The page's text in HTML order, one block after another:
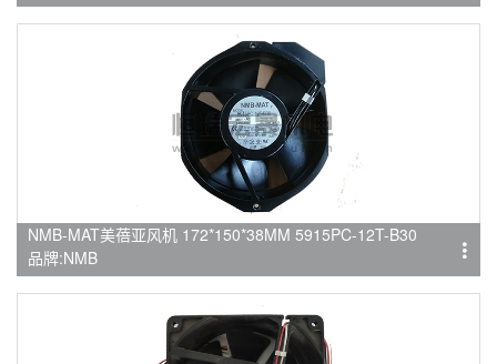
NMB-MAT美蓓亚风机 172*150*38MM 5915PC-12T-B30
品牌:NMB